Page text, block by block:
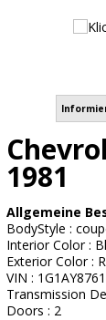
1981
Allgemeine
BodyStyle :
Interior Color :
Exterior Color :
VIN :
Transmission
Doors : 2